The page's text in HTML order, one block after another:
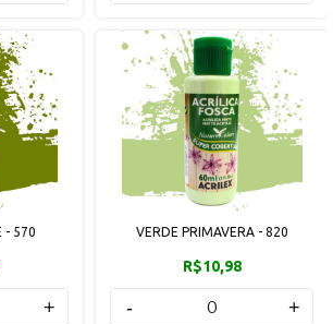
- 570
+
VERDE PRIMAVERA - 820
R$10,98
- +